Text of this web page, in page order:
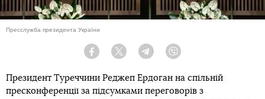
Пресслужба президента України
Facebook Twitter Telegram
Президент Туреччини Реджеп Ердоган на спільній
пресконференції за підсумками переговорів з